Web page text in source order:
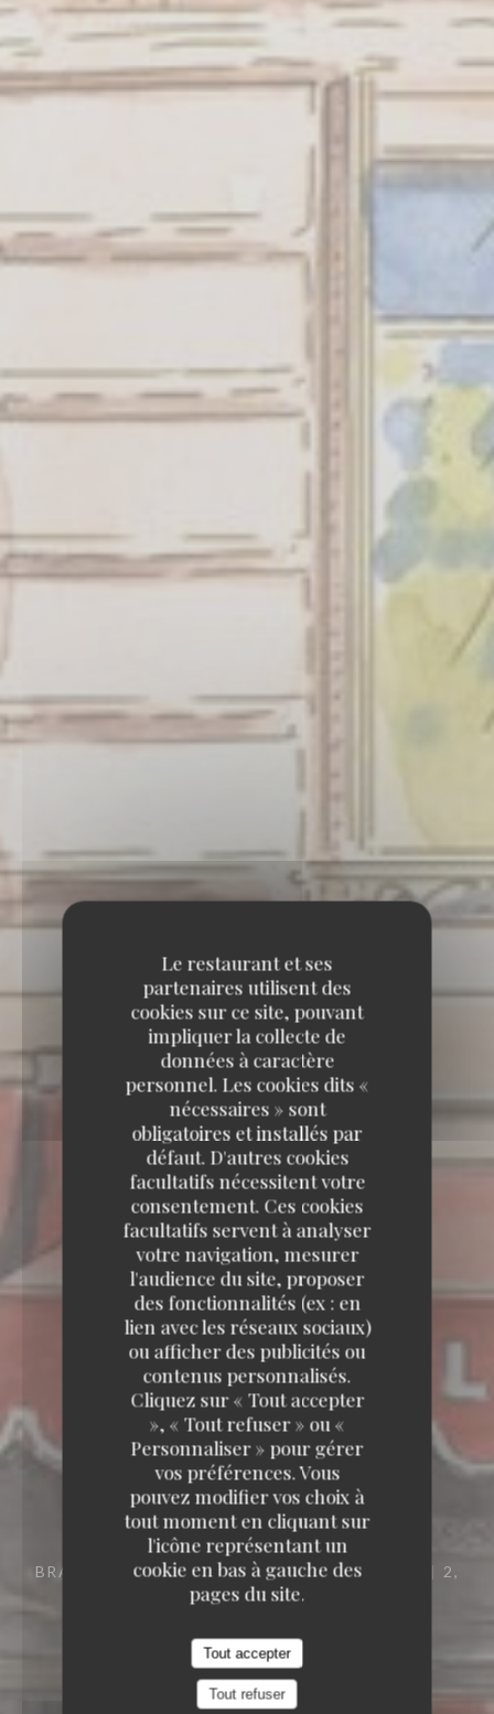
Le restaurant et ses
partenaires utilisent des
cookies sur ce site, pouvant
impliquer la collecte de
données à caractère
personnel. Les cookies dits «
nécessaires » sont
obligatoires et installés par
défaut. D'autres cookies
facultatifs nécessitent votre
consentement. Ces cookies
facultatifs servent à analyser
votre navigation, mesurer
l'audience du site, proposer
des fonctionnalités (ex : en
lien avec les réseaux sociaux)
ou afficher des publicités ou
contenus personnalisés.
Cliquez sur « Tout accepter
», « Tout refuser » ou «
Personnaliser » pour gérer
vos préférences. Vous
pouvez modifier vos choix à
tout moment en cliquant sur
l'icône représentant un
cookie en bas à gauche des
pages du site.
Tout accepter
Tout refuser
BRASSERIE – FRUITS DE MER A EMPORTER
2,
PLACE DES TERNES 75008 PARIS